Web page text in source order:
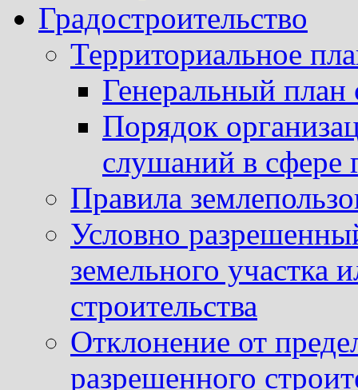
Градостроительство
Территориальное
Генеральный план
Порядок
слушаний в сфере
Правила
Условно
земельного участка
строительства
Отклонение от
разрешенного